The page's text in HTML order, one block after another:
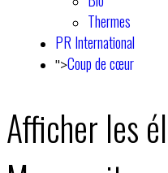
Thermes
PR International
">Coup de cœur
Afficher les